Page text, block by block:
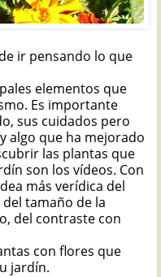
ir pensando lo que
elementos que
Es importante
sus cuidados pero
algo que ha mejorado
las plantas que
son los vídeos. Con
más verídica del
tamaño de la
del contraste con
con flores que
jardín.